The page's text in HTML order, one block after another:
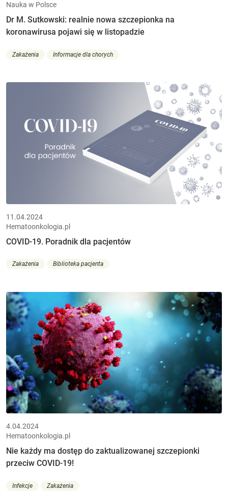
Nauka w Polsce
Dr M. Sutkowski: realnie nowa szczepionka na
koronawirusa pojawi się w listopadzie
Zakażenia Informacje dla chorych
11.04.2024
Hematoonkologia.pl
COVID-19. Poradnik dla pacjentów
Zakażenia Biblioteka pacjenta
4.04.2024
Hematoonkologia.pl
Nie każdy ma dostęp do zaktualizowanej szczepionki
przeciw COVID-19!
Infekcje Zakażenia